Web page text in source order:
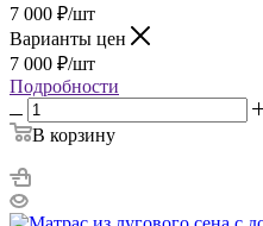
7 000 ₽/шт
Варианты цен
7 000 ₽/шт
Подробности
В корзину